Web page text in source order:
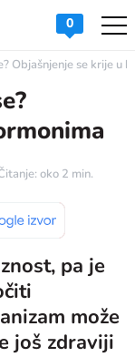
0
Objašnjenje se krije u
oko 2 min.
pa je
može
još zdraviji